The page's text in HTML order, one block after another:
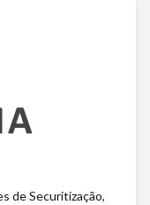
de Securitização,